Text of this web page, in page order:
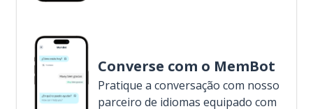
Converse com o MemBot
Pratique a conversação com nosso
parceiro de idiomas equipado com